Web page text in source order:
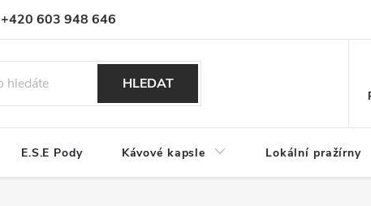
+420 603 948 646
Reklamační řád Jak nakupovat
HLEDAT
E.S.E Pody Kávové kapsle Lokální pražírny